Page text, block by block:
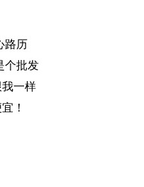
路历
个批发
一样
！